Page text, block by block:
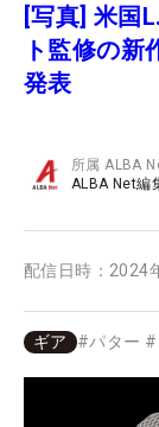
[写真] 米国
ト監修の新
発表
所属ALBA
ALBA Net編
配信日時： 2024
ギア #パター #